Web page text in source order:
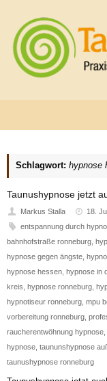
springen
Schlagwort: hypnose
Taunushypnose jetzt
Markus Stalla 18.
entspannung durch
bahnhofstraße ronneburg
hypnose gegen ängste
hypnose hessen hypnose in
kreis hypnose ronneburg
hypnotiseur ronneburg mpu
vorbereitung ronneburg
raucherentwöhnung hypnose
hypnose taununshypnose
taunushypnose ronneburg